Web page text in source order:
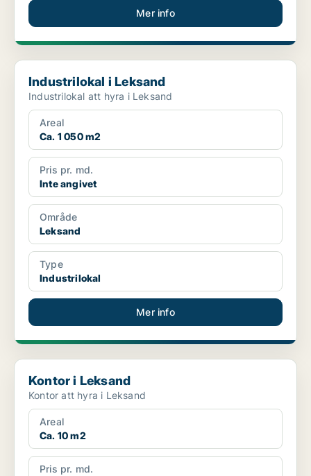
Mer info
Industrilokal i Leksand
Industrilokal i Leksand
Industrilokal att hyra i Leksand
Areal
Ca. 1 050 m2
Pris pr. md.
Inte angivet
Område
Leksand
Type
Industrilokal
Mer info
Kontor i Leksand
Kontor i Leksand
Kontor att hyra i Leksand
Areal
Ca. 10 m2
Pris pr. md.